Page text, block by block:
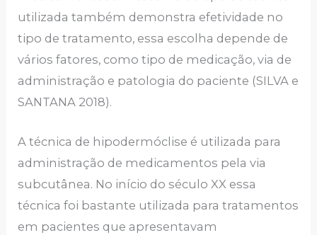
utilizada também demonstra efetividade no
tipo de tratamento, essa escolha depende de
vários fatores, como tipo de medicação, via de
administração e patologia do paciente (SILVA e
SANTANA 2018).
A técnica de hipodermóclise é utilizada para
administração de medicamentos pela via
subcutânea. No início do século XX essa
técnica foi bastante utilizada para tratamentos
em pacientes que apresentavam